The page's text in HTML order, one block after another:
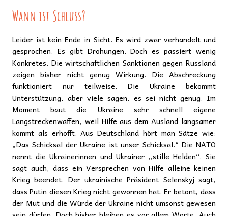
Wann ist Schluss?
Leider ist kein Ende in Sicht. Es wird zwar verhandelt und
gesprochen. Es gibt Drohungen. Doch es passiert wenig
Konkretes. Die wirtschaftlichen Sanktionen gegen Russland
zeigen bisher nicht genug Wirkung. Die Abschreckung
funktioniert nur teilweise. Die Ukraine bekommt
Unterstützung, aber viele sagen, es sei nicht genug. Im
Moment baut die Ukraine sehr schnell eigene
Langstreckenwaffen, weil Hilfe aus dem Ausland langsamer
kommt als erhofft. Aus Deutschland hört man Sätze wie:
„Das Schicksal der Ukraine ist unser Schicksal.“ Die NATO
nennt die Ukrainerinnen und Ukrainer „stille Helden“. Sie
sagt auch, dass ein Versprechen von Hilfe alleine keinen
Krieg beendet. Der ukrainische Präsident Selenskyj sagt,
dass Putin diesen Krieg nicht gewonnen hat. Er betont, dass
der Mut und die Würde der Ukraine nicht umsonst gewesen